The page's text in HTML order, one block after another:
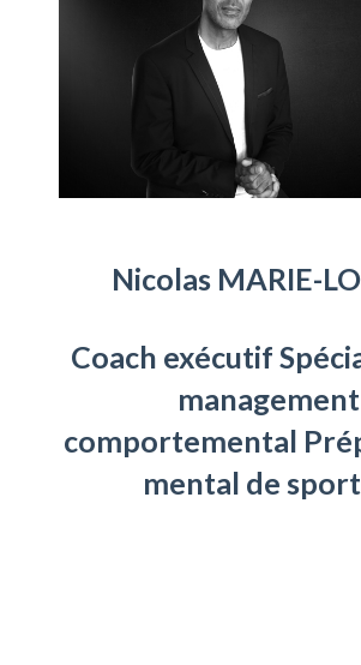
Nicolas MARIE-
Coach exécutif
management
comportemental
mental de